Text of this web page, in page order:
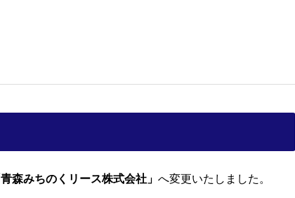
青森みちのくリース株式会社」 へ変更いたしました。